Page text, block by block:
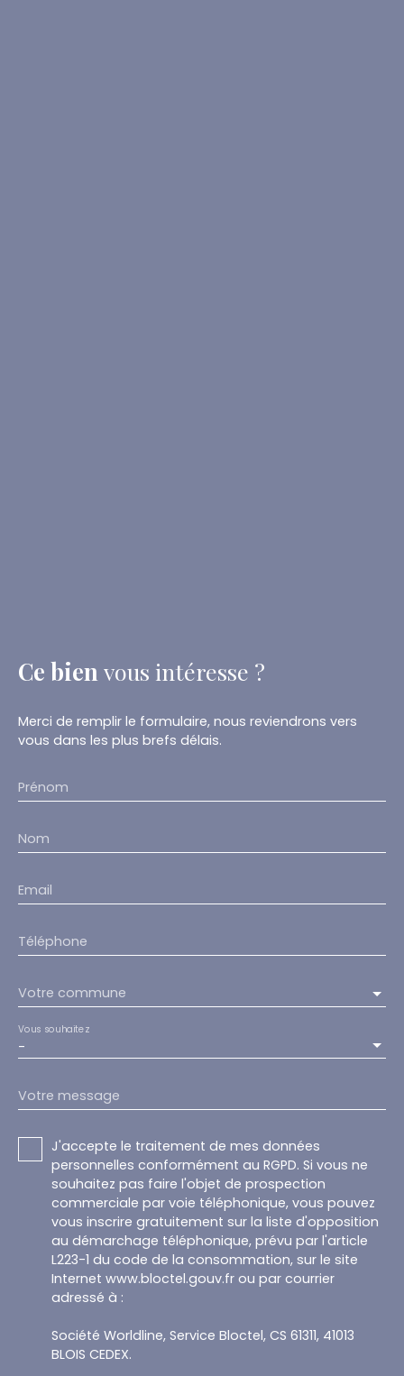
Ce bien vous intéresse ?
Merci de remplir le formulaire, nous reviendrons vers
vous dans les plus brefs délais.
Prénom
Nom
Email
Téléphone
Votre commune
-
Vous souhaitez
Votre message
J'accepte le traitement de mes données
personnelles conformément au RGPD. Si vous ne
souhaitez pas faire l'objet de prospection
commerciale par voie téléphonique, vous pouvez
vous inscrire gratuitement sur la liste d'opposition
au démarchage téléphonique, prévu par l'article
L223-1 du code de la consommation, sur le site
Internet www.bloctel.gouv.fr ou par courrier
adressé à :
Société Worldline, Service Bloctel, CS 61311, 41013
BLOIS CEDEX.